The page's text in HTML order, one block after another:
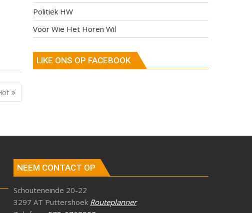
Politiek HW
Voor Wie Het Horen Wil
LIKE ONS OP FACEBOOK
NEEM CONTACT OP
Schouteneinde 20-22
3297 AT Puttershoek Routeplanner